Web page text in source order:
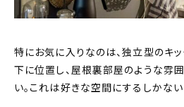
特にお気に入りなのは、独立型のキ
下に位置し、屋根裏部屋のような雰
い。これは好きな空間にするしかない